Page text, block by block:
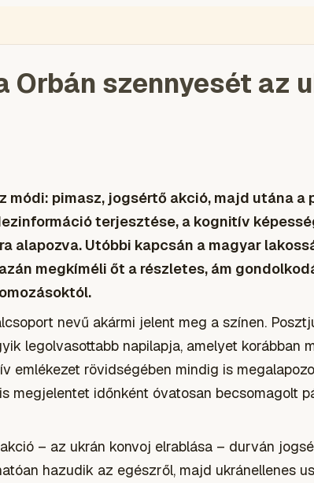
Orbán szennyesét az
módi: pimasz, jogsértő akció, majd utána a
terjesztése, a kognitív
alapozva. Utóbbi kapcsán a magyar
megkíméli őt a részletes, ám
nevű akármi jelent meg a színen.
legolvasottabb napilapja, amelyet korábban
emlékezet rövidségében mindig is
megjelentet időnként óvatosan becsomagolt
– az ukrán konvoj elrablása – durván
hazudik az egészről, majd ukránellenes